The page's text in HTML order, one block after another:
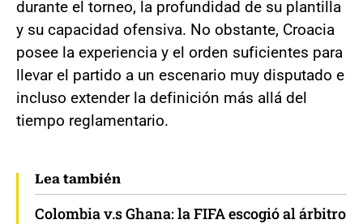
durante el torneo, la profundidad de su plantilla
y su capacidad ofensiva. No obstante, Croacia
posee la experiencia y el orden suficientes para
llevar el partido a un escenario muy disputado e
incluso extender la definición más allá del
tiempo reglamentario.
Lea también
Colombia v.s Ghana: la FIFA escogió al árbitro